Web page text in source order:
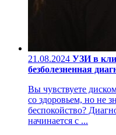
21.08.2024 УЗИ в
безболезненная
Вы чувствуете
со здоровьем, но не
беспокойство?
начинается с ...